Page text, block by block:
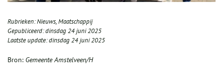
Rubrieken:Nieuws,Maatschappij
Gepubliceerd:dinsdag 24 juni 2025
Laatste update:dinsdag 24 juni 2025
Bron: Gemeente Amstelveen/H